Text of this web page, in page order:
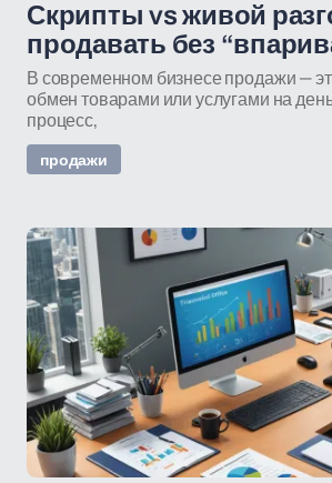
Скрипты vs живой
продавать без
В современном бизнесе продажи —
обмен товарами или услугами на
процесс,
продажи